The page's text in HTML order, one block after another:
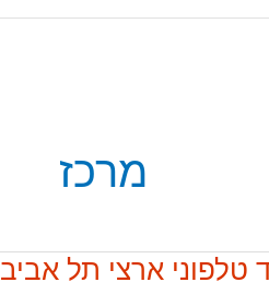
מרכז
טלפוני ארצי תל אביב
שריונית